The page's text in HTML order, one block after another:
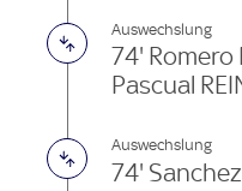
Auswechslung
74' Romero
Pascual
Auswechslung
74'